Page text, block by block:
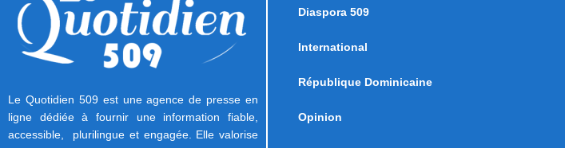
Le Quotidien 509 est une agence de presse en
ligne dédiée à fournir une information fiable,
accessible, plurilingue et engagée. Elle valorise
Diaspora 509
International
République Dominicaine
Opinion